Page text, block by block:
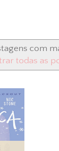
com
todas as